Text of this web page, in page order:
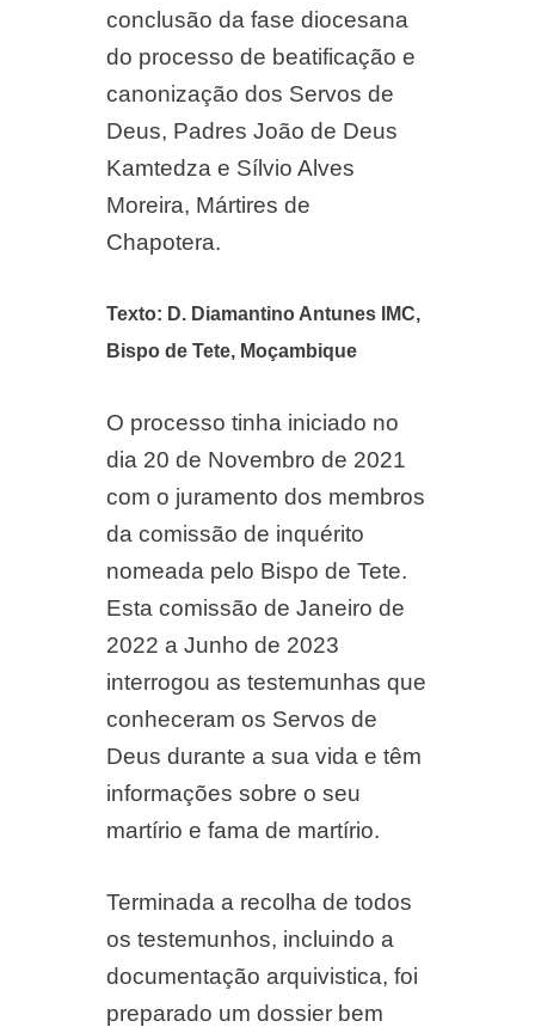
conclusão da fase diocesana
do processo de beatificação e
canonização dos Servos de
Deus, Padres João de Deus
Kamtedza e Sílvio Alves
Moreira, Mártires de
Chapotera.
Texto: D. Diamantino Antunes IMC,
Bispo de Tete, Moçambique
O processo tinha iniciado no
dia 20 de Novembro de 2021
com o juramento dos membros
da comissão de inquérito
nomeada pelo Bispo de Tete.
Esta comissão de Janeiro de
2022 a Junho de 2023
interrogou as testemunhas que
conheceram os Servos de
Deus durante a sua vida e têm
informações sobre o seu
martírio e fama de martírio.
Terminada a recolha de todos
os testemunhos, incluindo a
documentação arquivistica, foi
preparado um dossier bem